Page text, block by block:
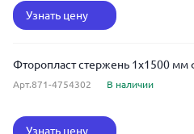
Узнать цену
Фторопласт стержень 1x1500 мм
Арт.871-4754302 В наличии
Узнать цену